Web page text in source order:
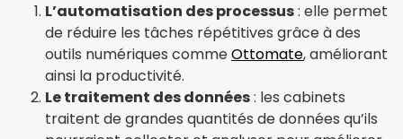
L’automatisation des processus: elle permet
de réduire les tâches répétitives grâce à des
outils numériques commeOttomate, améliorant
ainsi la productivité.
Le traitement des données: les cabinets
traitent de grandes quantités de données qu’ils